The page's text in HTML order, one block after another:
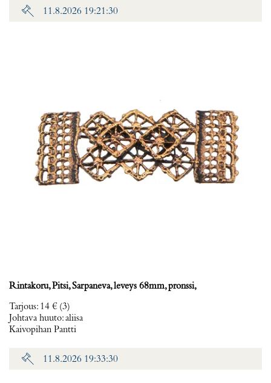
11.8.2026 19:21:30
Rintakoru, Pitsi, Sarpaneva, leveys 68mm, pronssi,
Tarjous: 14 € (3)
Johtava huuto:aliisa
Kaivopihan Pantti
11.8.2026 19:33:30